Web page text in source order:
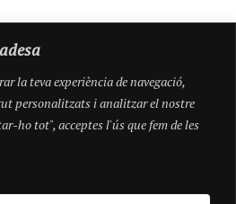
la teva experiència de navegació,
personalitzats i analitzar el nostre
ho tot", acceptes l'ús que fem de les